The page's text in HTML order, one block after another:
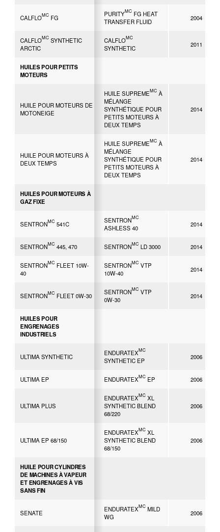
CALFLOMC FG PURITYMC FG HEAT
TRANSFER FLUID
2004
CALFLOMC SYNTHETIC
ARCTIC
CALFLOMC
SYNTHETIC 2011
HUILES POUR PETITS
MOTEURS
HUILE POUR MOTEURS DE
MOTONEIGE
HUILE SUPREMEMC À
MÉLANGE
SYNTHÉTIQUE POUR
PETITS MOTEURS À
DEUX TEMPS
2014
HUILE POUR MOTEURS À
DEUX TEMPS
HUILE SUPREMEMC À
MÉLANGE
SYNTHÉTIQUE POUR
PETITS MOTEURS À
DEUX TEMPS
2014
HUILES POUR MOTEURS À
GAZ FIXE
SENTRONMC 541C SENTRONMC
ASHLESS 40 2014
SENTRONMC 445, 470 SENTRONMC LD 3000 2014
SENTRONMC FLEET 10W-
40
SENTRONMC VTP
10W-40
2014
SENTRONMC FLEET 0W-30 SENTRONMC VTP
0W-30
2014
HUILES POUR
ENGRENAGES
INDUSTRIELS
ULTIMA SYNTHETIC ENDURATEXMC
SYNTHETIC EP 2006
ULTIMA EP ENDURATEXMC EP 2006
ULTIMA PLUS
ENDURATEXMC XL
SYNTHETIC BLEND
68/220
2006
ULTIMA EP 68/150
ENDURATEXMC XL
SYNTHETIC BLEND
68/150
2006
HUILE POUR CYLINDRES
DE MACHINES À VAPEUR
ET ENGRENAGES À VIS
SANS FIN
SENATE ENDURATEXMC MILD
WG
2006